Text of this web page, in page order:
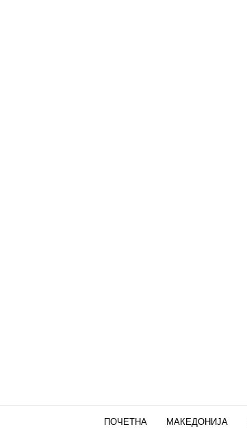
ПОЧЕТНА МАКЕДОНИЈА